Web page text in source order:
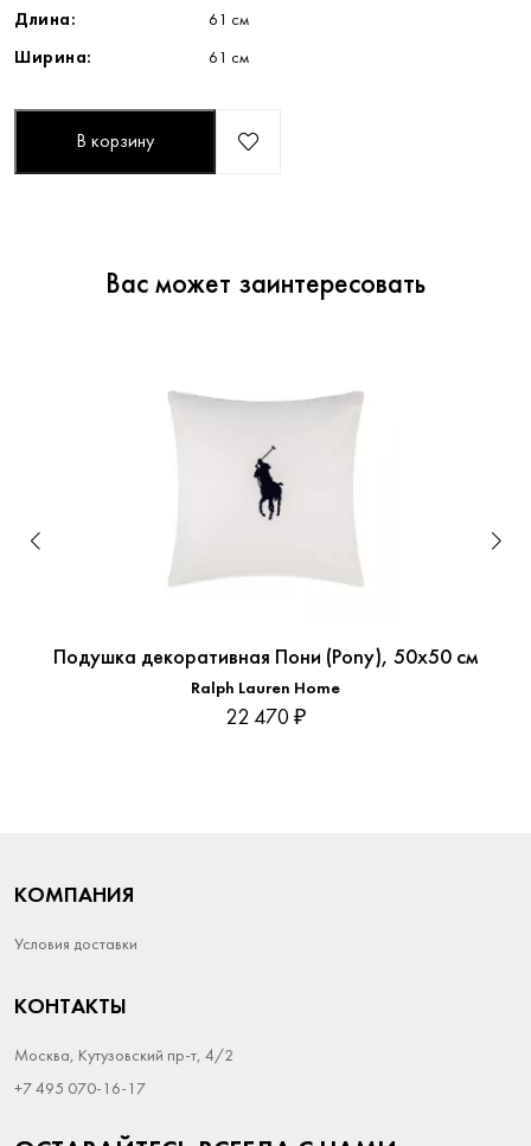
Длина: 61 см
Ширина: 61 см
В корзину
Вас может заинтересовать
Подушка декоративная Пони (Pony), 50х50 см
Ralph Lauren Home
22 470 ₽
КОМПАНИЯ
Условия доставки
КОНТАКТЫ
Москва, Кутузовский пр-т, 4/2
+7 495 070-16-17